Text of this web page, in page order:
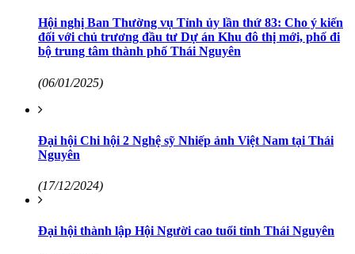
Hội nghị Ban Thường vụ Tỉnh ủy lần thứ 83: Cho ý kiến
đối với chủ trương đầu tư Dự án Khu đô thị mới, phố đi
bộ trung tâm thành phố Thái Nguyên
(06/01/2025)
Đại hội Chi hội 2 Nghệ sỹ Nhiếp ảnh Việt Nam tại Thái
Nguyên
(17/12/2024)
Đại hội thành lập Hội Người cao tuổi tỉnh Thái Nguyên